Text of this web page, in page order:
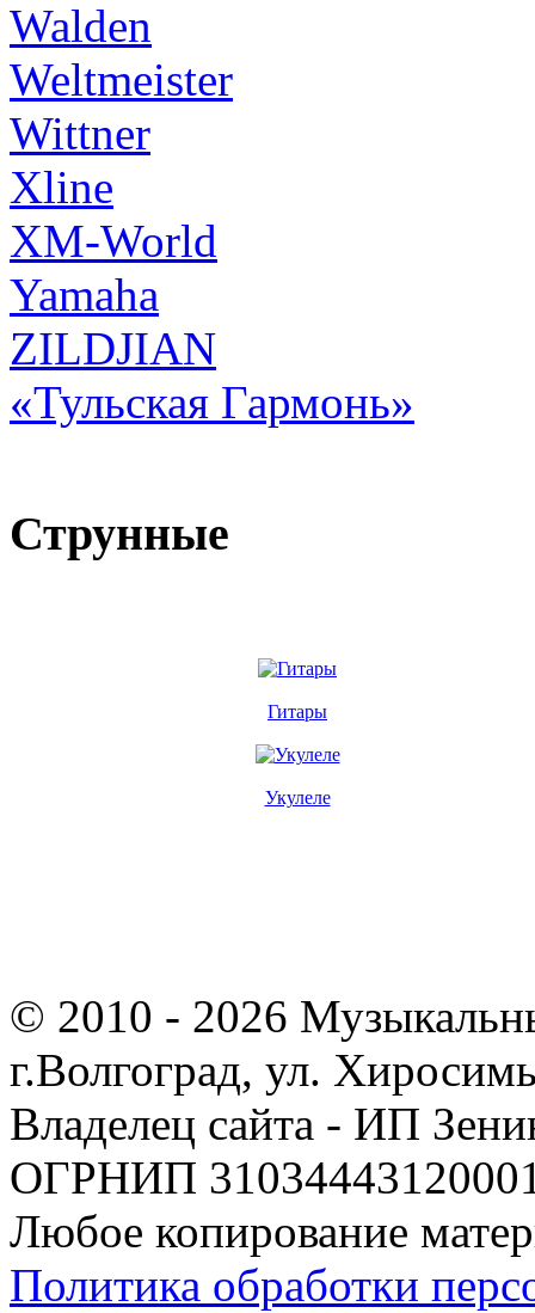
Walden
Weltmeister
Wittner
Xline
XM-World
Yamaha
ZILDJIAN
«Тульская Гармонь»
Струнные
Гитары
Укулеле
© 2010 - 2026
г.Волгоград, ул.
Владелец сайта - ИП
ОГРНИП
Любое копирование
Политика обработки